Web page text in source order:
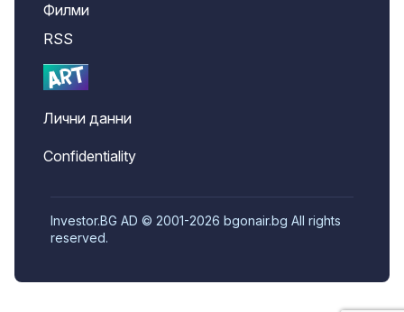
Филми
RSS
Лични данни
Confidentiality
Investor.BG AD © 2001-2026 bgonair.bg All rights
reserved.